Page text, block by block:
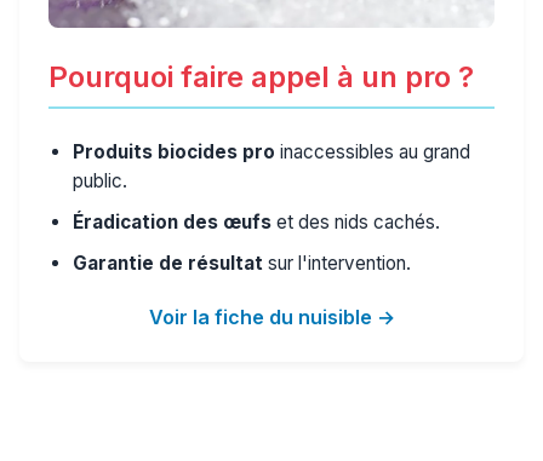
Pourquoi faire appel à un pro ?
Produits biocides pro inaccessibles au grand
public.
Éradication des œufs et des nids cachés.
Garantie de résultat sur l'intervention.
Voir la fiche du nuisible →